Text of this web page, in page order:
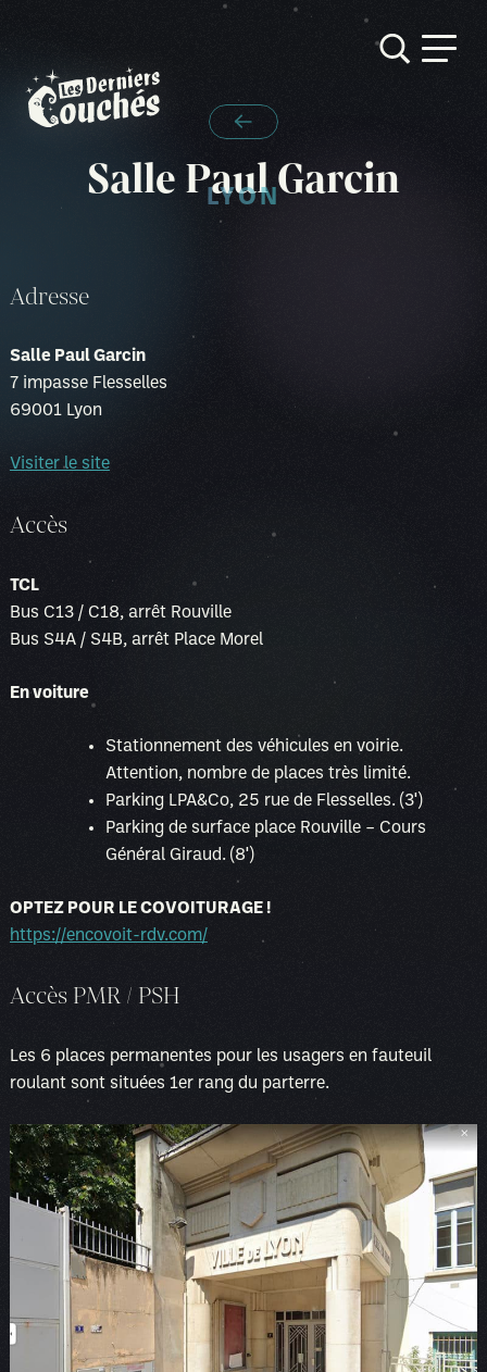
Skip
Salle Paul Garcin
LYON
Adresse
Salle Paul Garcin
7 impasse Flesselles
69001 Lyon
Visiter le site
Accès
TCL
Bus C13 / C18, arrêt Rouville
Bus S4A / S4B, arrêt Place Morel
En voiture
Stationnement des véhicules en voirie.
Attention, nombre de places très limité.
Parking LPA&Co, 25 rue de Flesselles. (3′)
Parking de surface place Rouville – Cours
Général Giraud. (8′)
OPTEZ POUR LE COVOITURAGE !
https://encovoit-rdv.com/
Accès PMR / PSH
Les 6 places permanentes pour les usagers en fauteuil
roulant sont situées 1er rang du parterre.